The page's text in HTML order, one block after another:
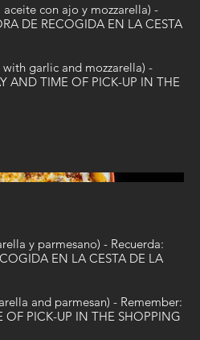
con ajo y mozzarella) -
DE RECOGIDA EN LA CESTA
garlic and mozzarella) -
AND TIME OF PICK-UP IN THE
y parmesano) - Recuerda:
EN LA CESTA DE LA
and parmesan) - Remember:
OF PICK-UP IN THE SHOPPING